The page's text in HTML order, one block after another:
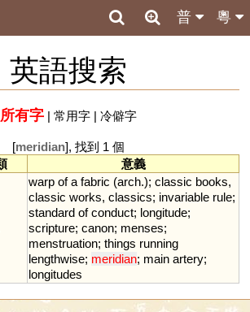
粵
普
英語搜索
所有字| 常用字| 冷僻字
[meridian], 找到 1 個
意義
warp of a fabric (arch.); classic books,
classic works, classics; invariable rule;
standard of conduct; longitude;
scripture; canon; menses;
menstruation; things running
lengthwise; meridian; main artery;
longitudes